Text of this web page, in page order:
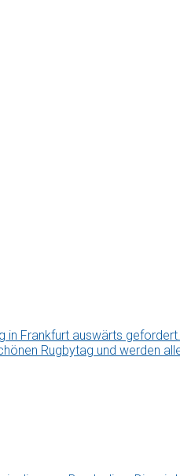
Frankfurt auswärts
Rugbytag und werden